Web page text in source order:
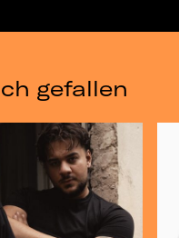
gefallen